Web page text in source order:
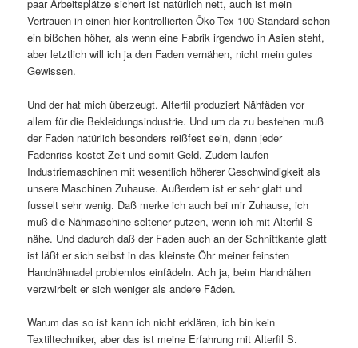
paar Arbeitsplätze sichert ist natürlich nett, auch ist mein
Vertrauen in einen hier kontrollierten Öko-Tex 100 Standard schon
ein bißchen höher, als wenn eine Fabrik irgendwo in Asien steht,
aber letztlich will ich ja den Faden vernähen, nicht mein gutes
Gewissen.
Und der hat mich überzeugt. Alterfil produziert Nähfäden vor
allem für die Bekleidungsindustrie. Und um da zu bestehen muß
der Faden natürlich besonders reißfest sein, denn jeder
Fadenriss kostet Zeit und somit Geld. Zudem laufen
Industriemaschinen mit wesentlich höherer Geschwindigkeit als
unsere Maschinen Zuhause. Außerdem ist er sehr glatt und
fusselt sehr wenig. Daß merke ich auch bei mir Zuhause, ich
muß die Nähmaschine seltener putzen, wenn ich mit Alterfil S
nähe. Und dadurch daß der Faden auch an der Schnittkante glatt
ist läßt er sich selbst in das kleinste Öhr meiner feinsten
Handnähnadel problemlos einfädeln. Ach ja, beim Handnähen
verzwirbelt er sich weniger als andere Fäden.
Warum das so ist kann ich nicht erklären, ich bin kein
Textiltechniker, aber das ist meine Erfahrung mit Alterfil S.